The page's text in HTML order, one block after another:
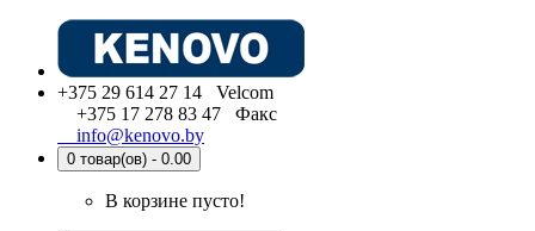
+375 29 614 27 14 Velcom
+375 17 278 83 47 Факс
info@kenovo.by
0 товар(ов) - 0.00
В корзине пусто!